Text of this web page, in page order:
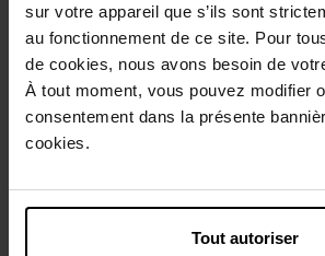
sur votre appareil que s’ils sont
au fonctionnement de ce site. Pour
de cookies, nous avons besoin de
À tout moment, vous pouvez modifier
consentement dans la présente
cookies.
Tout autoriser
Caractéristiques
Avis client Politique relative aux